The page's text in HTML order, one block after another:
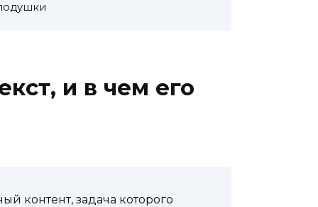
и в чем его
контент, задача которого